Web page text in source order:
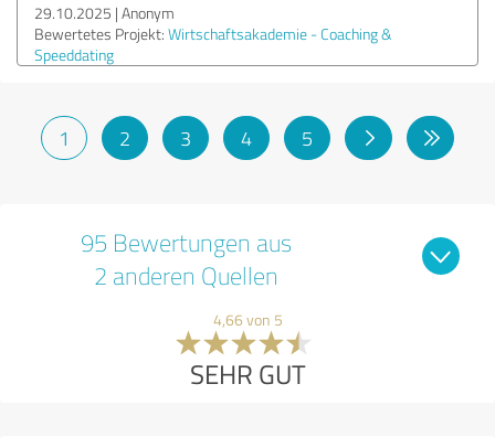
29.10.2025 Anonym
Bewertetes Projekt: Wirtschaftsakademie - Coaching &
Speeddating
1 2 3 4 5
95 Bewertungen aus
2 anderen Quellen
4,66 von 5
SEHR GUT